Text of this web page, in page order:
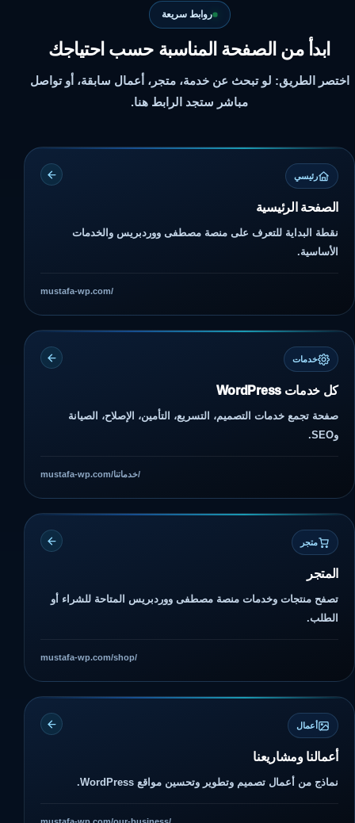
روابط سريعة
ابدأ من الصفحة المناسبة حسب احتياجك
اختصر الطريق: لو تبحث عن خدمة، متجر، أعمال سابقة، أو تواصل
مباشر ستجد الرابط هنا.
رئيسي
الصفحة الرئيسية
نقطة البداية للتعرف على منصة مصطفى ووردبريس والخدمات
الأساسية.
mustafa-wp.com/
خدمات
كل خدمات WordPress
صفحة تجمع خدمات التصميم، التسريع، التأمين، الإصلاح، الصيانة
وSEO.
mustafa-wp.com/خدماتنا/
متجر
المتجر
تصفح منتجات وخدمات منصة مصطفى ووردبريس المتاحة للشراء أو
الطلب.
mustafa-wp.com/shop/
أعمال
أعمالنا ومشاريعنا
نماذج من أعمال تصميم وتطوير وتحسين مواقع WordPress.